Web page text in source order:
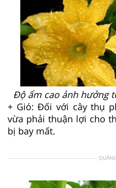
Độ ẩm cao ảnh hưởng
+ Gió: Đối với cây thụ
vừa phải thuận lợi cho
bị bay mất.